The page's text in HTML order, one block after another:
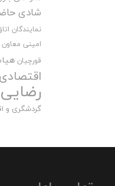
شادی
نمایندگان
امینی معاون
قورچیان
اقتصادی
رضایی
گردشگری و